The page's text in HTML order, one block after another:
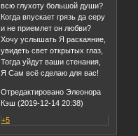
всю глухоту большой души?
Когда впускает грязь да серу
и не приемлет он любви?
Хочу услышать Я раскаяние,
увидеть свет открытых глаз,
Тогда уйдут ваши стенания,
Я Сам всё сделаю для вас!
Отредактировано Элеонора
Кэш (2019-12-14 20:38)
+5